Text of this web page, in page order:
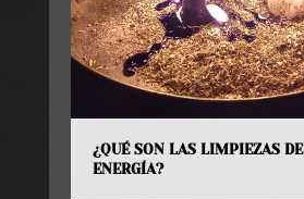
¿QUÉ SON LAS LIMPIEZAS DE
ENERGÍA?